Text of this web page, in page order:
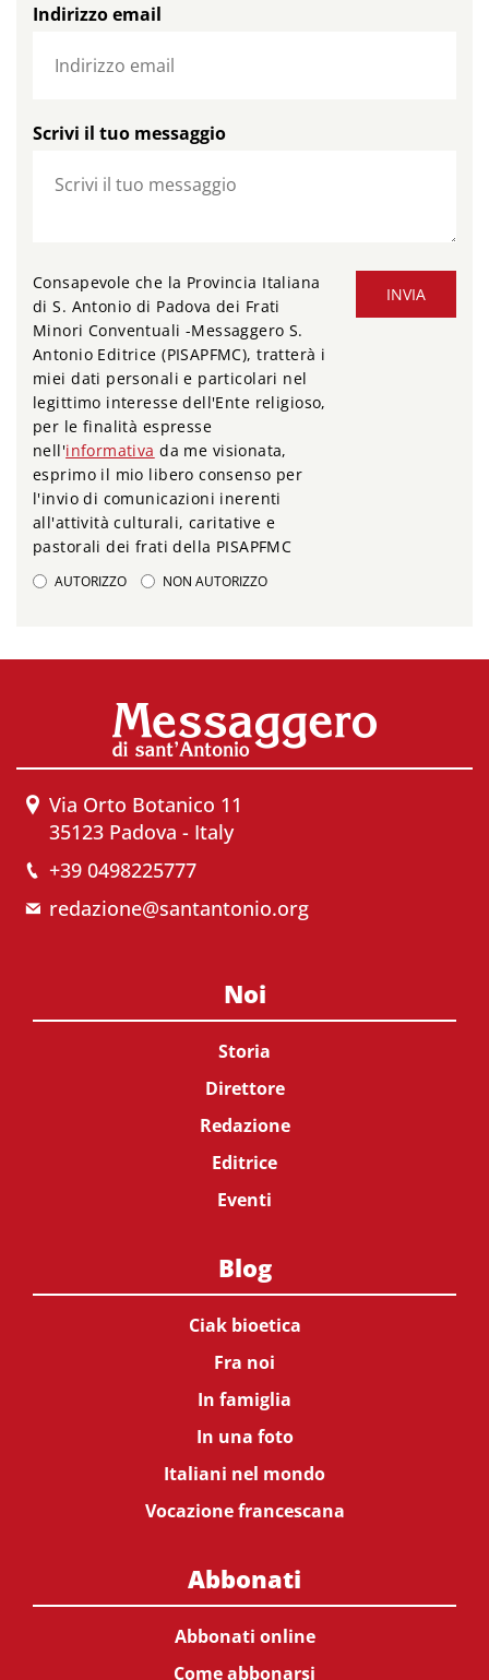
Indirizzo email
Scrivi il tuo messaggio
INVIA
Consapevole che la Provincia Italiana
di S. Antonio di Padova dei Frati
Minori Conventuali -Messaggero S.
Antonio Editrice (PISAPFMC), tratterà i
miei dati personali e particolari nel
legittimo interesse dell'Ente religioso,
per le finalità espresse
nell'informativa da me visionata,
esprimo il mio libero consenso per
l'invio di comunicazioni inerenti
all'attività culturali, caritative e
pastorali dei frati della PISAPFMC
AUTORIZZO NON AUTORIZZO
Via Orto Botanico 11
35123 Padova - Italy
+39 0498225777
redazione@santantonio.org
Noi
Storia
Direttore
Redazione
Editrice
Eventi
Blog
Ciak bioetica
Fra noi
In famiglia
In una foto
Italiani nel mondo
Vocazione francescana
Abbonati
Abbonati online
Come abbonarsi